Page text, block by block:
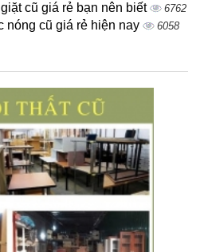
cũ giá rẻ bạn nên biết 6762
nóng cũ giá rẻ hiện nay 6058